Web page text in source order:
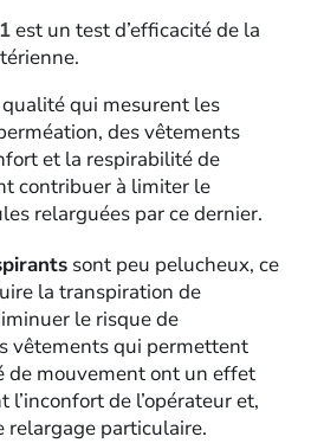
est un test d’efficacité de la
qui mesurent les
des vêtements
et la respirabilité de
contribuer à limiter le
relarguées par ce dernier.
sont peu pelucheux, ce
la transpiration de
le risque de
vêtements qui permettent
de mouvement ont un effet
l’inconfort de l’opérateur et,
relargage particulaire.